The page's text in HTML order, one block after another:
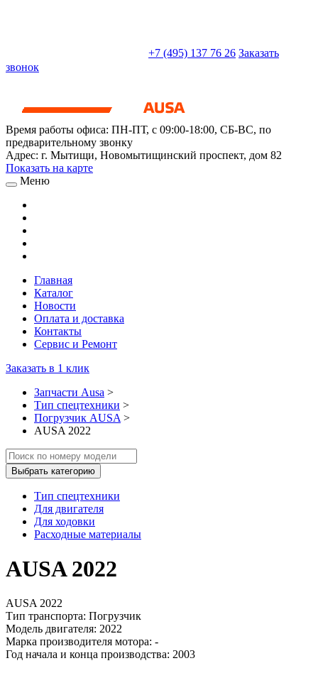
+7 (495) 137 76 26 Заказать
звонок
Время работы офиса: ПН-ПТ, с 09:00-18:00, СБ-ВС, по
предварительному звонку
Адрес: г. Мытищи, Новомытищинский проспект, дом 82
Показать на карте
Меню
Главная
Каталог
Новости
Оплата и доставка
Контакты
Сервис и Ремонт
Заказать в 1 клик
Запчасти Ausa >
Тип спецтехники >
Погрузчик AUSA >
AUSA 2022
Выбрать категорию
Тип спецтехники
Для двигателя
Для ходовки
Расходные материалы
AUSA 2022
AUSA 2022
Тип транспорта: Погрузчик
Модель двигателя: 2022
Марка производителя мотора: -
Год начала и конца производства: 2003